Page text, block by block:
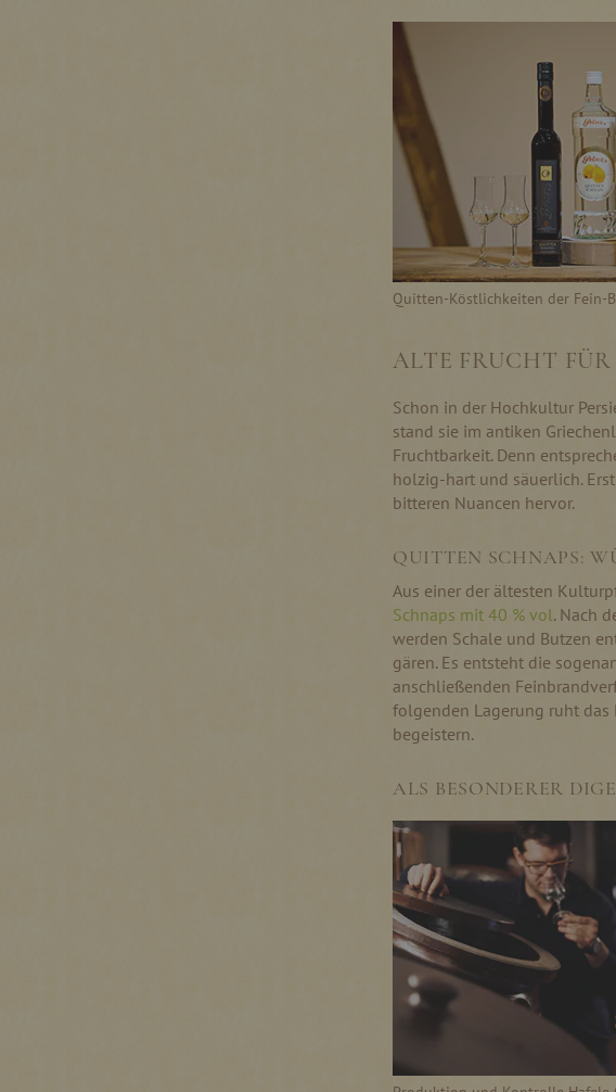
Quitten-Köstlichkeiten der Fein-
ALTE FRUCHT
Schon in der Hochkultur
stand sie im antiken
Fruchtbarkeit. Denn
holzig-hart und säuerlich.
bitteren Nuancen hervor.
QUITTEN SCHNAPS:
Aus einer der ältesten
Schnaps mit 40 % vol. Nach
werden Schale und Butzen
gären. Es entsteht die
anschließenden
folgenden Lagerung ruht das
begeistern.
ALS BESONDERER